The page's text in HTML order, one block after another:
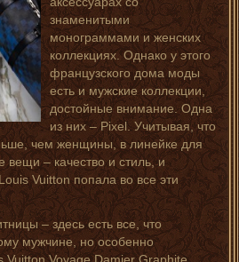
знаменитыми
монограммами и женских
коллекциях. Однако у этого
французского дома моды
есть и мужские коллекции,
достойные внимание. Одна
из них – Pixel. Учитывая, что
чем женщины, в линейке для
– качество и стиль, и
Vuitton попала во все эти
– здесь есть все, что
мужчине, но особенно